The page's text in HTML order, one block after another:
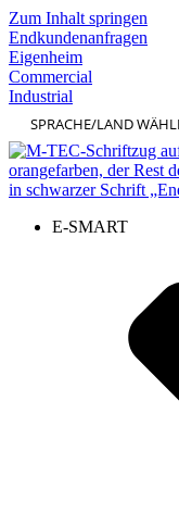
Zum Inhalt springen
Endkundenanfragen
Eigenheim
Commercial
Industrial
E-SMART